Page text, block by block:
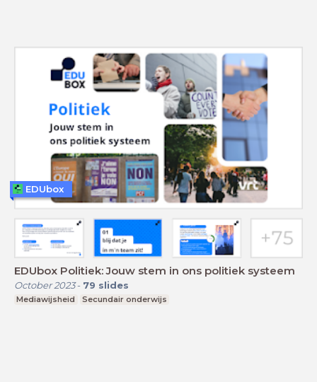
EDUbox Politiek: Jouw stem in ons politiek systeem
October 2023- 79 slides
Mediawijsheid Secundair onderwijs
EDUbox